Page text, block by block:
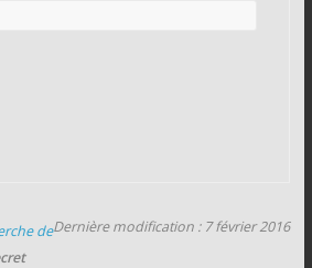
Dernière modification : 7 février 2016
de